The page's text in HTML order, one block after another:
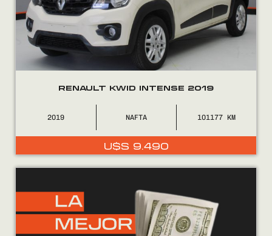
RENAULT KWID INTENSE 2019
2019 NAFTA 101177
U$S 9.490